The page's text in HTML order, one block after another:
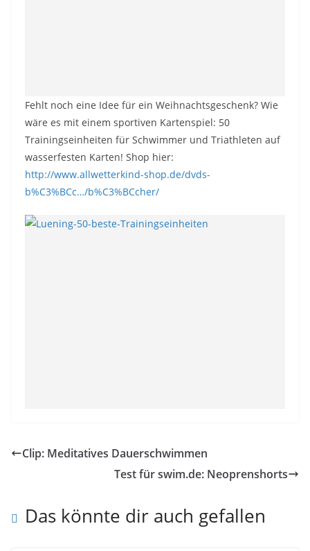
Fehlt noch eine Idee für ein Weihnachtsgeschenk? Wie
wäre es mit einem sportiven Kartenspiel: 50
Trainingseinheiten für Schwimmer und Triathleten auf
wasserfesten Karten! Shop hier:
http://www.allwetterkind-shop.de/dvds-
b%C3%BCc…/b%C3%BCcher/
Clip: Meditatives Dauerschwimmen
Test für swim.de: Neoprenshorts
Das könnte dir auch gefallen